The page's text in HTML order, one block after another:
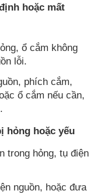
hoặc mất
ổ cắm không
lỗi.
phích cắm,
ổ cắm nếu cần,
hỏng hoặc yếu
trong hỏng, tụ điện
nguồn, hoặc đưa